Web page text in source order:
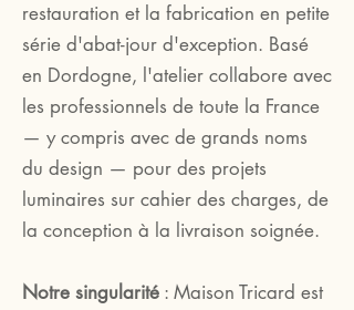
restauration et la fabrication en petite
série d'abat-jour d'exception. Basé
en Dordogne, l'atelier collabore avec
les professionnels de toute la France
— y compris avec de grands noms
du design — pour des projets
luminaires sur cahier des charges, de
la conception à la livraison soignée.
Notre singularité : Maison Tricard est